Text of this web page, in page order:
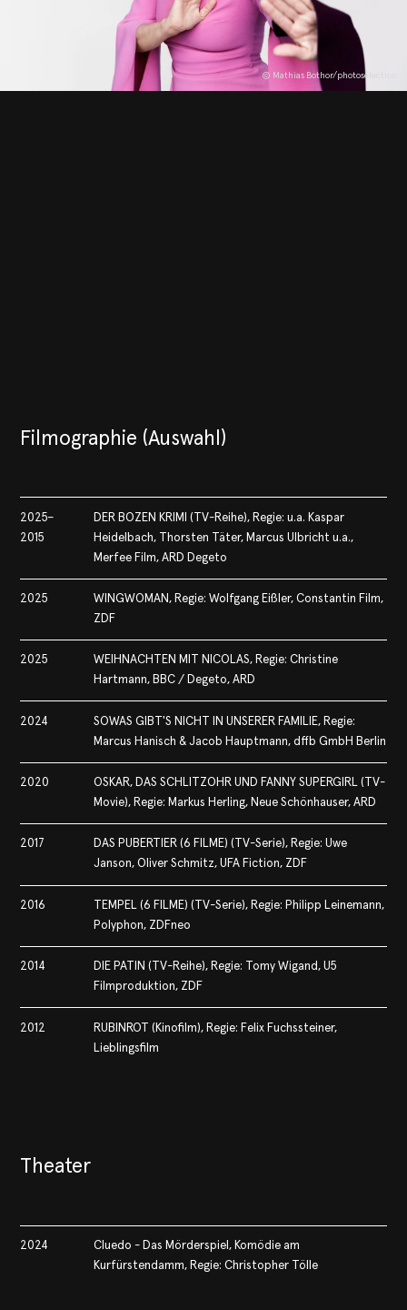
© Mathias Bothor/photoselection
Filmographie (Auswahl)
2025–
2015
DER BOZEN KRIMI (TV-Reihe), Regie: u.a. Kaspar
Heidelbach, Thorsten Täter, Marcus Ulbricht u.a.,
Merfee Film, ARD Degeto
2025
WINGWOMAN, Regie: Wolfgang Eißler, Constantin Film,
ZDF
2025
WEIHNACHTEN MIT NICOLAS, Regie: Christine
Hartmann, BBC / Degeto, ARD
2024
SOWAS GIBT'S NICHT IN UNSERER FAMILIE, Regie:
Marcus Hanisch & Jacob Hauptmann, dffb GmbH Berlin
2020
OSKAR, DAS SCHLITZOHR UND FANNY SUPERGIRL (TV-
Movie), Regie: Markus Herling, Neue Schönhauser, ARD
2017
DAS PUBERTIER (6 FILME) (TV-Serie), Regie: Uwe
Janson, Oliver Schmitz, UFA Fiction, ZDF
2016
TEMPEL (6 FILME) (TV-Serie), Regie: Philipp Leinemann,
Polyphon, ZDFneo
2014
DIE PATIN (TV-Reihe), Regie: Tomy Wigand, U5
Filmproduktion, ZDF
2012
RUBINROT (Kinofilm), Regie: Felix Fuchssteiner,
Lieblingsfilm
Theater
2024
Cluedo - Das Mörderspiel, Komödie am
Kurfürstendamm, Regie: Christopher Tölle